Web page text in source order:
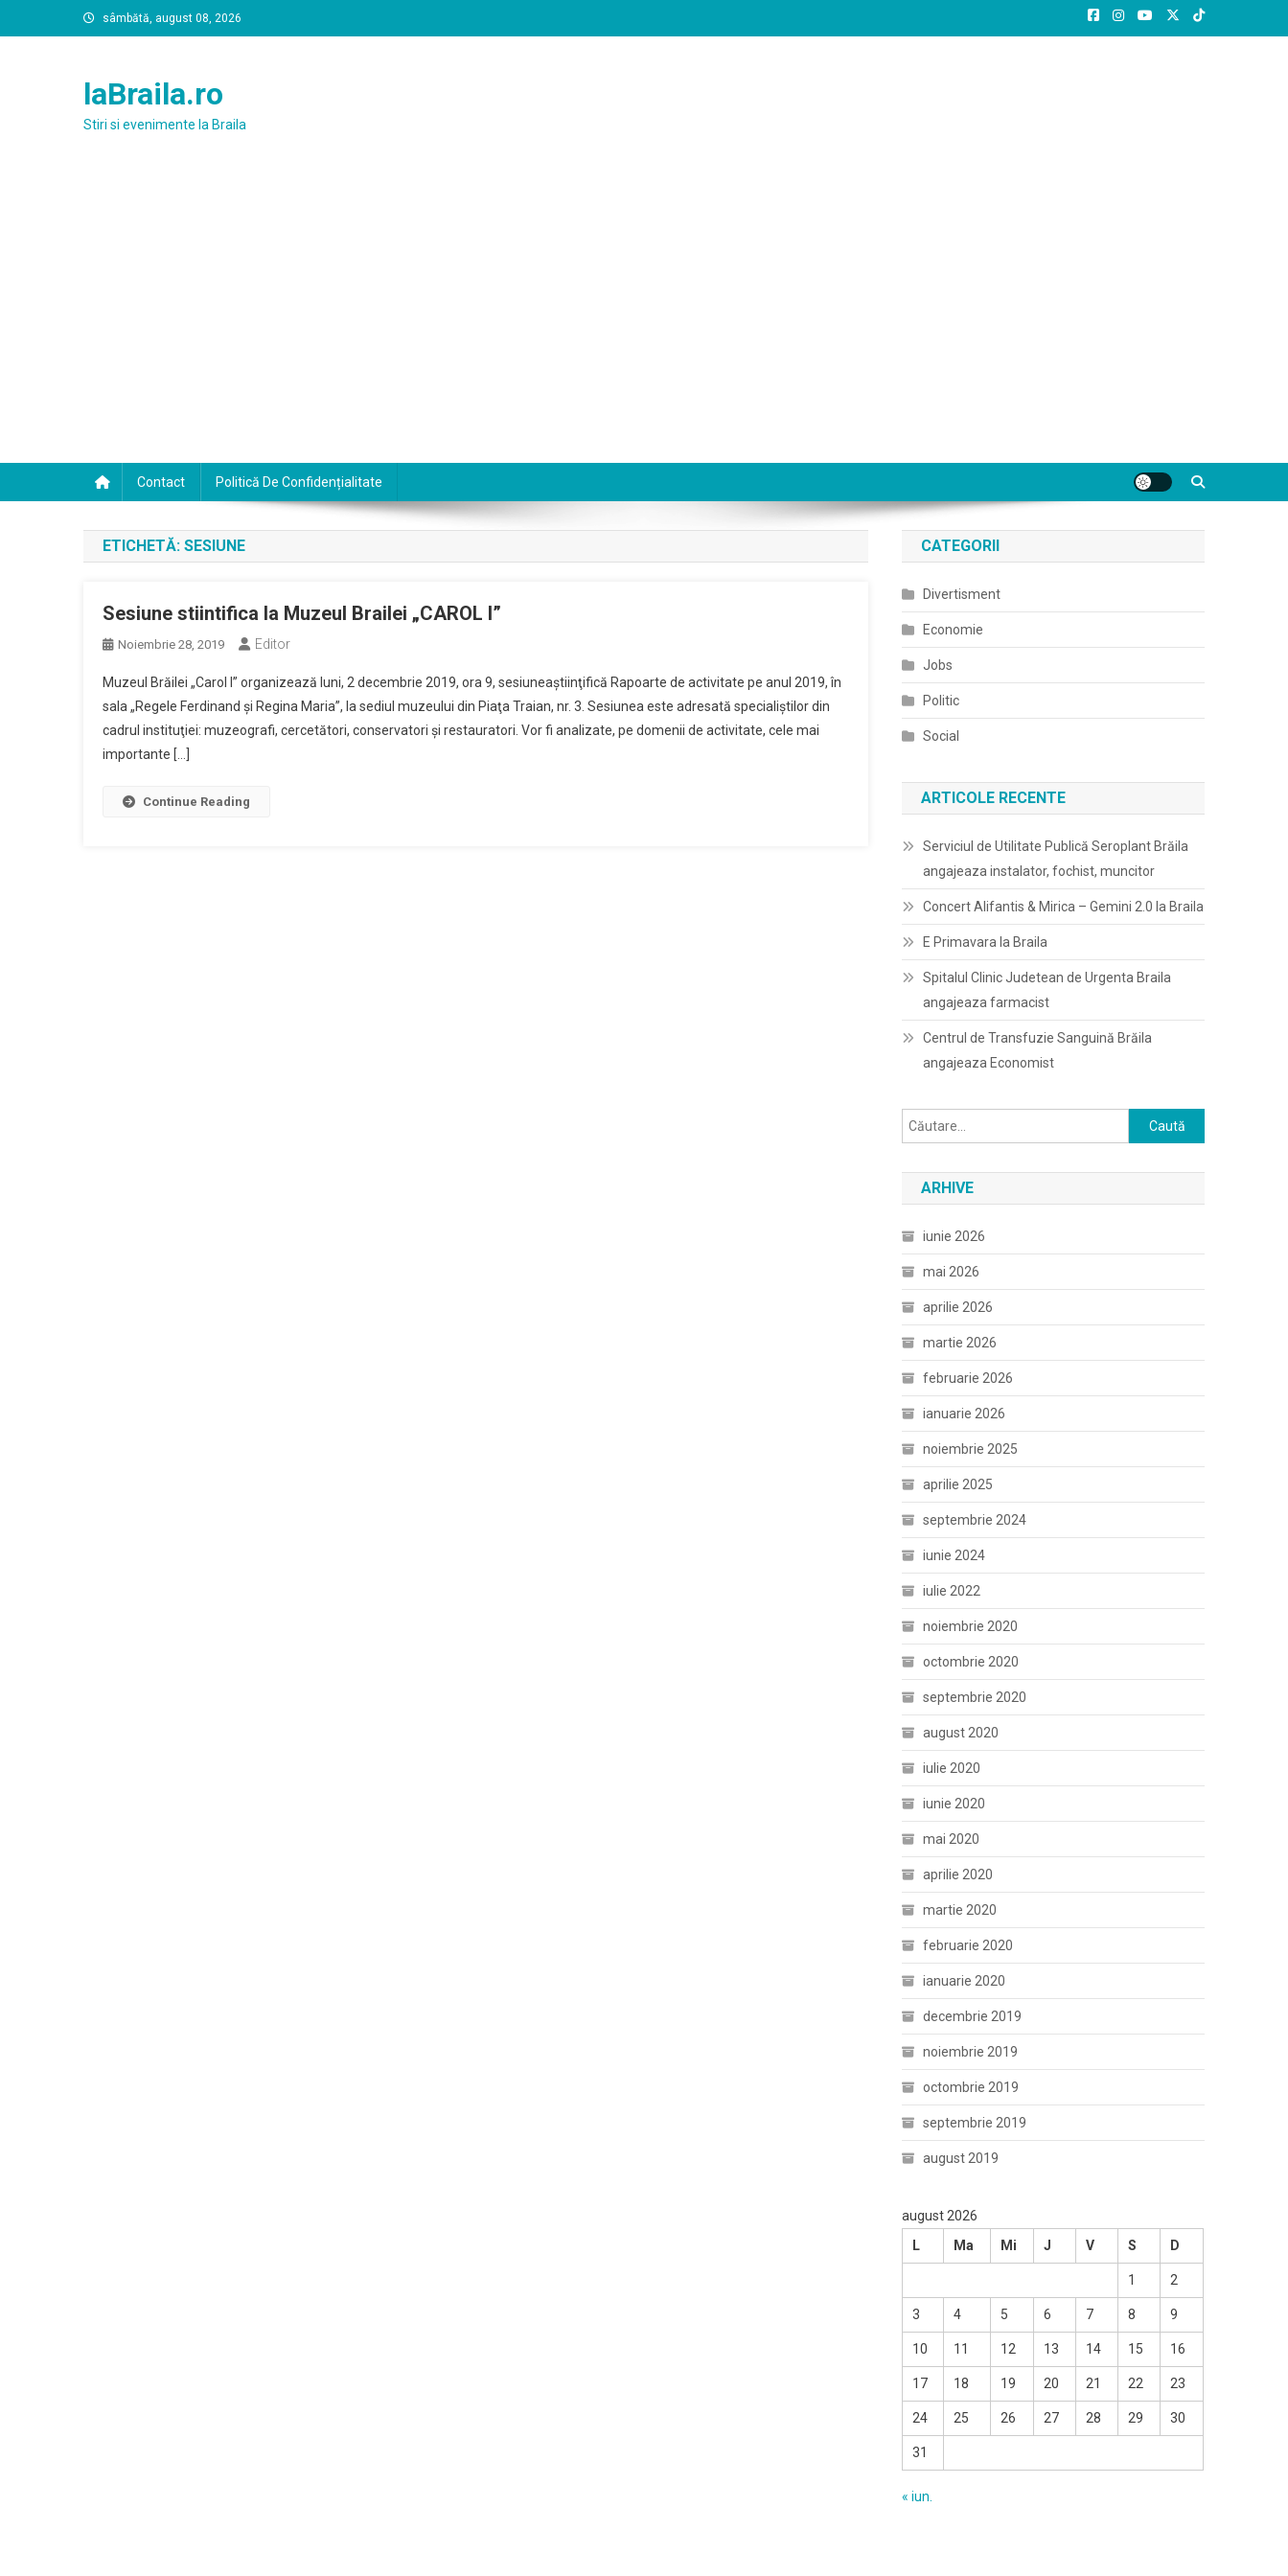
to
sâmbătă, august 08, 2026
laBraila.ro
Stiri si evenimente la Braila
Contact Politică De Confidențialitate
ETICHETĂ: SESIUNE
Sesiune stiintifica la Muzeul Brailei „CAROL I”
Noiembrie 28, 2019 Editor
Muzeul Brăilei „Carol I” organizează luni, 2 decembrie 2019, ora 9, sesiuneaştiinţifică Rapoarte de activitate pe anul 2019, în
sala „Regele Ferdinand și Regina Maria”, la sediul muzeului din Piaţa Traian, nr. 3. Sesiunea este adresată specialiştilor din
cadrul instituţiei: muzeografi, cercetători, conservatori şi restauratori. Vor fi analizate, pe domenii de activitate, cele mai
importante […]
Continue Reading
CATEGORII
Divertisment
Economie
Jobs
Politic
Social
ARTICOLE RECENTE
Serviciul de Utilitate Publică Seroplant Brăila
angajeaza instalator, fochist, muncitor
Concert Alifantis & Mirica – Gemini 2.0 la Braila
E Primavara la Braila
Spitalul Clinic Judetean de Urgenta Braila
angajeaza farmacist
Centrul de Transfuzie Sanguină Brăila
angajeaza Economist
Caută
după:
ARHIVE
iunie 2026
mai 2026
aprilie 2026
martie 2026
februarie 2026
ianuarie 2026
noiembrie 2025
aprilie 2025
septembrie 2024
iunie 2024
iulie 2022
noiembrie 2020
octombrie 2020
septembrie 2020
august 2020
iulie 2020
iunie 2020
mai 2020
aprilie 2020
martie 2020
februarie 2020
ianuarie 2020
decembrie 2019
noiembrie 2019
octombrie 2019
septembrie 2019
august 2019
august 2026
L
Ma Mi J V S D
1 2
3 4 5 6 7 8 9
10 11 12 13 14 15 16
17 18 19 20 21 22 23
24 25 26 27 28 29 30
31
« iun.